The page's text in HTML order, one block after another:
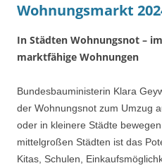
Wohnungsmarkt
In Städten Wohnungsnot –
marktfähige Wohnungen
Bundesbauministerin Klara
der Wohnungsnot zum Umzug
oder in kleinere Städte
mittelgroßen Städten ist das
Kitas, Schulen,